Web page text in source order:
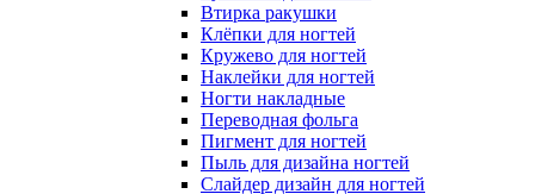
Втирка ракушки
Клёпки для ногтей
Кружево для ногтей
Наклейки для ногтей
Ногти накладные
Переводная фольга
Пигмент для ногтей
Пыль для дизайна ногтей
Слайдер дизайн для ногтей